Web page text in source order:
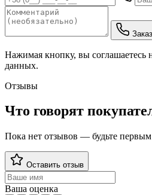
Нажимая кнопку, вы соглашаетесь
данных.
Отзывы
Что говорят
Пока нет отзывов — будьте
Оставить отзыв
Ваша оценка